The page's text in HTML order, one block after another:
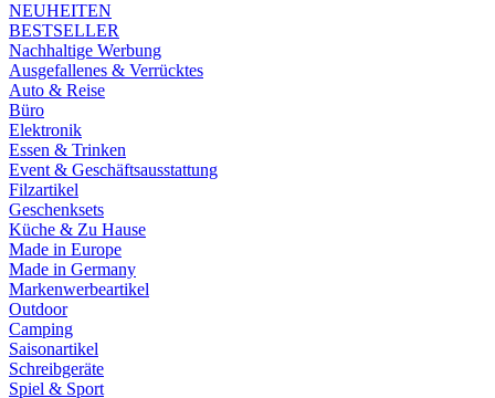
NEUHEITEN
BESTSELLER
Nachhaltige Werbung
Ausgefallenes & Verrücktes
Auto & Reise
Büro
Elektronik
Essen & Trinken
Event & Geschäftsausstattung
Filzartikel
Geschenksets
Küche & Zu Hause
Made in Europe
Made in Germany
Markenwerbeartikel
Outdoor
Camping
Saisonartikel
Schreibgeräte
Spiel & Sport